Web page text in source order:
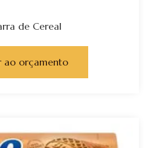
de Cereal
ao orçamento